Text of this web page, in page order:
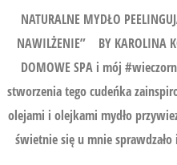
NATURALNE MYDŁO
NAWILŻENIE” BY
DOMOWE SPA i mój
stworzenia tego cudeńka
olejami i olejkami mydło
świetnie się u mnie